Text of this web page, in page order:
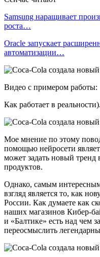
Samsung наращивает
роста…
Oracle запускает
автоматизации…
Видео с примером работы:
Как работает в
Мое мнение по этому
помощью нейросети
может задать новый тренд
продуктов.
Однако, самым
взгляд является то, как
России. Как думаете как
наших магазинов Кибер-
и «Балтике» есть над чем
переосмыслить